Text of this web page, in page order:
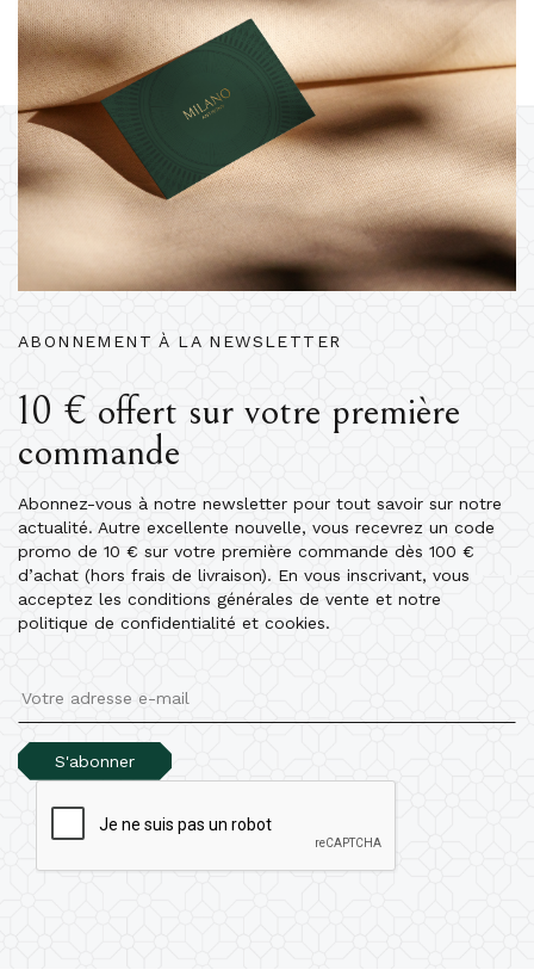
ABONNEMENT À LA NEWSLETTER
10 € offert sur votre première
commande
Abonnez-vous à notre newsletter pour tout savoir sur notre
actualité. Autre excellente nouvelle, vous recevrez un code
promo de 10 € sur votre première commande dès 100 €
d’achat (hors frais de livraison). En vous inscrivant, vous
acceptez les conditions générales de vente et notre
politique de confidentialité et cookies.
S'abonner